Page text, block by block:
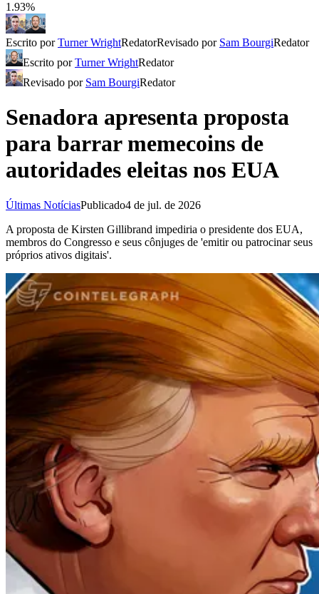
1.93%
Escrito porTurner WrightRedatorRevisado por Sam BourgiRedator
Escrito porTurner WrightRedator
Revisado por Sam BourgiRedator
Senadora apresenta proposta
para barrar memecoins de
autoridades eleitas nos EUA
Últimas NotíciasPublicado4 de jul. de 2026
A proposta de Kirsten Gillibrand impediria o presidente dos EUA,
membros do Congresso e seus cônjuges de 'emitir ou patrocinar seus
próprios ativos digitais'.